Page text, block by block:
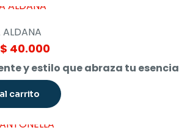
Original
$ 70.000.
$ 40.000Current
price
is:
$ 40.000.
y estilo que abraza tu esencia
carrito